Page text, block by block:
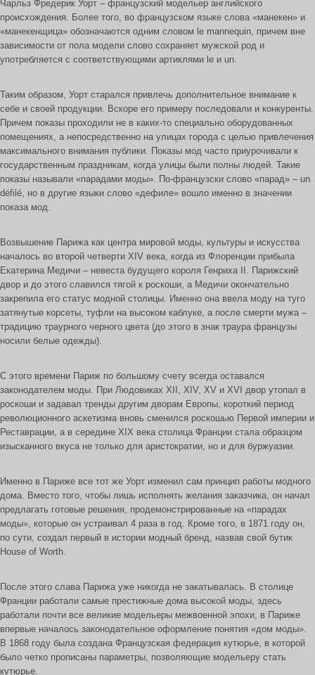
Чарльз Фредерик Уорт – французский модельер английского
происхождения. Более того, во французском языке слова «манекен» и
«манекенщица» обозначаются одним словом le mannequin, причем вне
зависимости от пола модели слово сохраняет мужской род и
употребляется с соответствующими артиклями le и un.
Таким образом, Уорт старался привлечь дополнительное внимание к
себе и своей продукции. Вскоре его примеру последовали и конкуренты.
Причем показы проходили не в каких-то специально оборудованных
помещениях, а непосредственно на улицах города с целью привлечения
максимального внимания публики. Показы мод часто приурочивали к
государственным праздникам, когда улицы были полны людей. Такие
показы называли «парадами моды». По-французски слово «парад» – un
défilé, но в другие языки слово «дефиле» вошло именно в значении
показа мод.
Возвышение Парижа как центра мировой моды, культуры и искусства
началось во второй четверти XIV века, когда из Флоренции прибыла
Екатерина Медичи – невеста будущего короля Генриха II. Парижский
двор и до этого славился тягой к роскоши, а Медичи окончательно
закрепила его статус модной столицы. Именно она ввела моду на туго
затянутые корсеты, туфли на высоком каблуке, а после смерти мужа –
традицию траурного черного цвета (до этого в знак траура французы
носили белые одежды).
С этого времени Париж по большому счету всегда оставался
законодателем моды. При Людовиках XII, XIV, XV и XVI двор утопал в
роскоши и задавал тренды другим дворам Европы, короткий период
революционного аскетизма вновь сменился роскошью Первой империи и
Реставрации, а в середине XIX века столица Франции стала образцом
изысканного вкуса не только для аристократии, но и для буржуазии.
Именно в Париже все тот же Уорт изменил сам принцип работы модного
дома. Вместо того, чтобы лишь исполнять желания заказчика, он начал
предлагать готовые решения, продемонстрированные на «парадах
моды», которые он устраивал 4 раза в год. Кроме того, в 1871 году он,
по сути, создал первый в истории модный бренд, назвав свой бутик
House of Worth.
После этого слава Парижа уже никогда не закатывалась. В столице
Франции работали самые престижные дома высокой моды, здесь
работали почти все великие модельеры межвоенной эпохи, в Париже
впервые началось законодательное оформление понятия «дом моды».
В 1868 году была создана Французская федерация кутюрье, в которой
было четко прописаны параметры, позволяющие модельеру стать
кутюрье.